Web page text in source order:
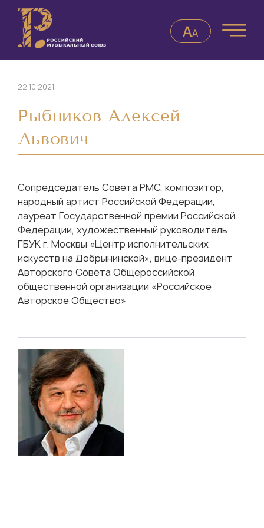
22.10.2021
Рыбников Алексей
Львович
Сопредседатель Совета РМС, композитор,
народный артист Российской Федерации,
лауреат Государственной премии Российской
Федерации, художественный руководитель
ГБУК г. Москвы «Центр исполнительских
искусств на Добрынинской», вице-президент
Авторского Совета Общероссийской
общественной организации «Российское
Авторское Общество»